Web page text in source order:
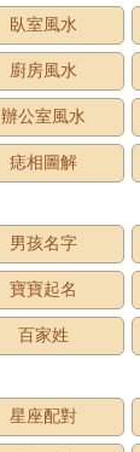
臥室風水
廚房風水
辦公室風水
痣相圖解
男孩名字
寶寶起名
百家姓
星座配對